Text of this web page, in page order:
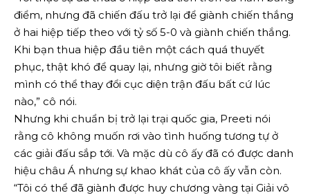
điểm, nhưng đã chiến đấu trở lại để giành chiến thắng
ở hai hiệp tiếp theo với tỷ số 5-0 và giành chiến thắng.
Khi bạn thua hiệp đầu tiên một cách quá thuyết
phục, thật khó để quay lại, nhưng giờ tôi biết rằng
mình có thể thay đổi cục diện trận đấu bất cứ lúc
nào,” cô nói.
Nhưng khi chuẩn bị trở lại trại quốc gia, Preeti nói
rằng cô không muốn rơi vào tình huống tương tự ở
các giải đấu sắp tới. Và mặc dù cô ấy đã có được danh
hiệu châu Á nhưng sự khao khát của cô ấy vẫn còn.
“Tôi có thể đã giành được huy chương vàng tại Giải vô